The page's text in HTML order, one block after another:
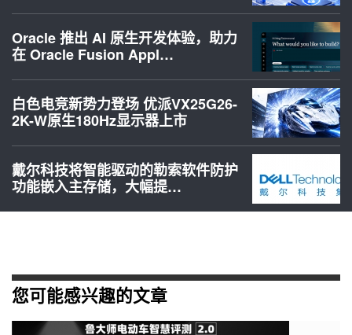
Oracle 推出 AI 原生开发体验，助力
在 Oracle Fusion Appl…
白色电竞新势力登场 优派VX25G26-
2K-W原生180Hz显示器上市
戴尔科技将智能驱动的勒索软件防护
功能嵌入主存储，大幅提…
您可能感兴趣的文章